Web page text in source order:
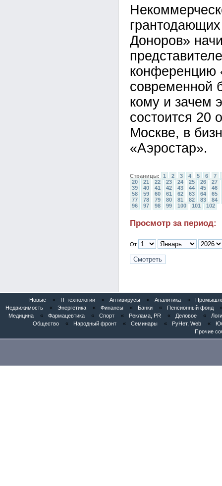
Доноров»
конференцию
современной
кому и зачем
состоится 20
Москве, в
«Аэростар».
Страницы: 1 2 3 4 5 6
7
20
21 22 23 24 25 26
27
39
40 41 42 43 44 45
46
58
59 60 61 62 63 64
65
77
78 79 80 81 82 83
84
96
97 98 99 100 101 102
Просмотр за период:
От
Новые « IT технологии « Антивирусы « Аналитика «
Недвижимость
« Энергетика « Финансы « Банки « Пенсионный фонд
Медицина
« Фармацевтика « Спорт « Реклама, PR « Деловое «
Общество
« Народный фронт « Семинары « РуНет, Web «
Прочие